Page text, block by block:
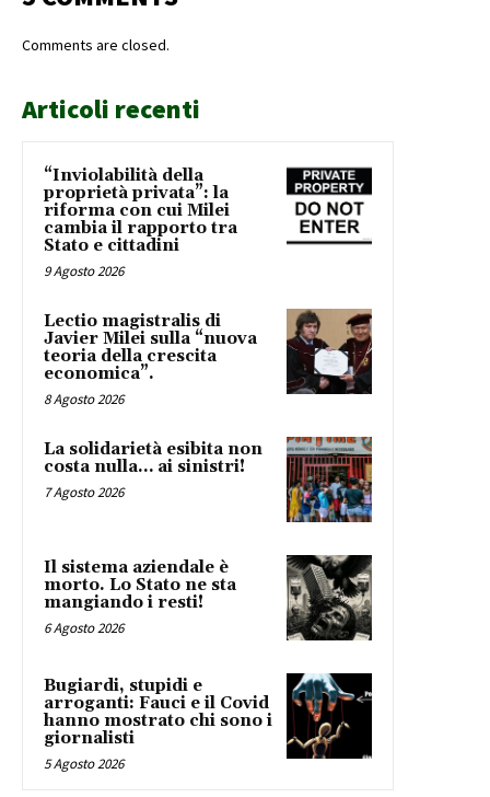
Comments are closed.
Articoli recenti
“Inviolabilità della
proprietà privata”: la
riforma con cui Milei
cambia il rapporto tra
Stato e cittadini
9 Agosto 2026
Lectio magistralis di
Javier Milei sulla “nuova
teoria della crescita
economica”.
8 Agosto 2026
La solidarietà esibita non
costa nulla… ai sinistri!
7 Agosto 2026
Il sistema aziendale è
morto. Lo Stato ne sta
mangiando i resti!
6 Agosto 2026
Bugiardi, stupidi e
arroganti: Fauci e il Covid
hanno mostrato chi sono i
giornalisti
5 Agosto 2026